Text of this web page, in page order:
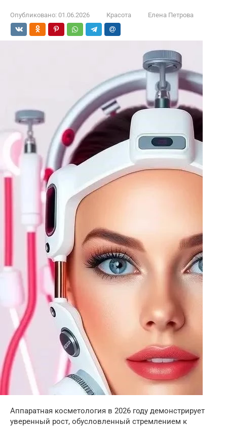
Опубликовано: 01.06.2026 Красота Елена Петрова
Аппаратная косметология в 2026 году демонстрирует
уверенный рост, обусловленный стремлением к